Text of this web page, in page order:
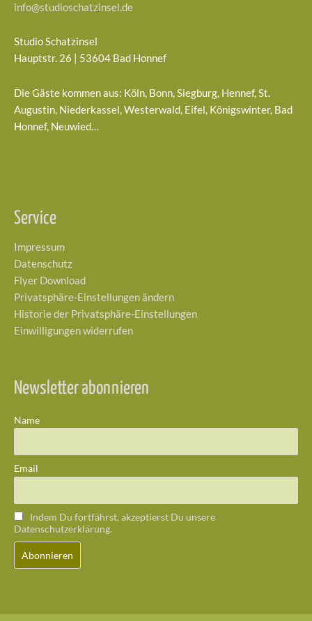
info@studioschatzinsel.de
Studio Schatzinsel
Hauptstr. 26 | 53604 Bad Honnef
Die Gäste kommen aus: Köln, Bonn, Siegburg, Hennef, St.
Augustin, Niederkassel, Westerwald, Eifel, Königswinter, Bad
Honnef, Neuwied…
Service
Impressum
Datenschutz
Flyer Download
Privatsphäre-Einstellungen ändern
Historie der Privatsphäre-Einstellungen
Einwilligungen widerrufen
Newsletter abonnieren
Name
Email
Indem Du fortfährst, akzeptierst Du unsere
Datenschutzerklärung.